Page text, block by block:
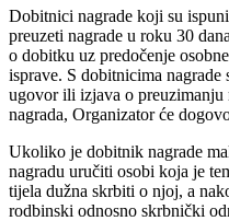
Dobitnici nagrade koji su
preuzeti nagrade u roku 30
o dobitku uz predočenje
isprave. S dobitnicima nagrade
ugovor ili izjava o preuzimanju
nagrada, Organizator će
Ukoliko je dobitnik nagrade
nagradu uručiti osobi koja je
tijela dužna skrbiti o njoj, a
rodbinski odnosno skrbnički